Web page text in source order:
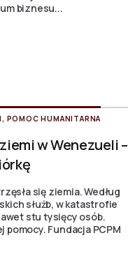
biznesu...
, POMOC HUMANITARNA
w Wenezueli –
się ziemia. Według
służb, w katastrofie
stu tysięcy osób.
Fundacja PCPM